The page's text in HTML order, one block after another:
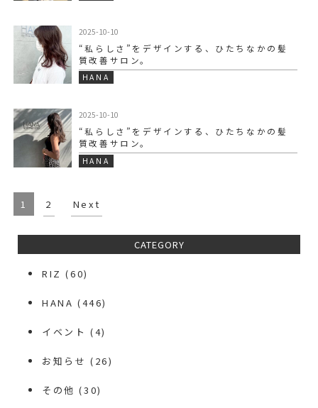
2025-10-10
“私らしさ”をデザインする、ひたちなかの髪
質改善サロン。
HANA
2025-10-10
“私らしさ”をデザインする、ひたちなかの髪
質改善サロン。
HANA
1 2 Next
CATEGORY
RIZ (60)
HANA (446)
イベント (4)
お知らせ (26)
その他 (30)